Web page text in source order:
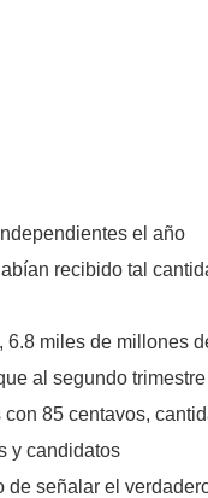
el año
recibido tal
6.8 miles de millones
al segundo trimestre
85 centavos,
y candidatos
de señalar el